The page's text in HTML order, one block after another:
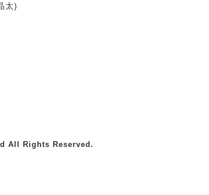
太)
All Rights Reserved.